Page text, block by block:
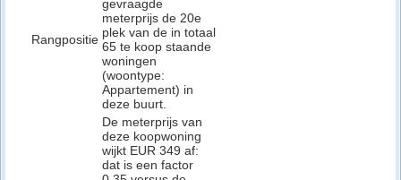
Rangpositie
gevraagde
meterprijs de 20e
plek van de in totaal
65 te koop staande
woningen
(woontype:
Appartement) in
deze buurt.
De meterprijs van
deze koopwoning
wijkt EUR 349 af:
dat is een factor